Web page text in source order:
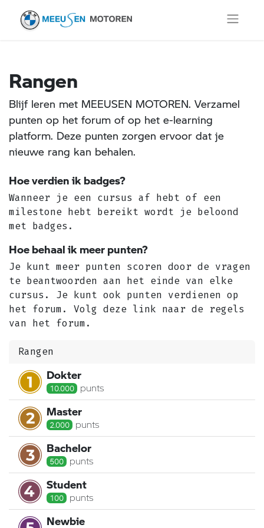
Rangen
Blijf leren met MEEUSEN MOTOREN. Verzamel
punten op het forum of op het e-learning
platform. Deze punten zorgen ervoor dat je
nieuwe rang kan behalen.
Hoe verdien ik badges?
Wanneer je een cursus af hebt of een
milestone hebt bereikt wordt je beloond
met badges.
Hoe behaal ik meer punten?
Je kunt meer punten scoren door de vragen
te beantwoorden aan het einde van elke
cursus. Je kunt ook punten verdienen op
het forum. Volg deze link naar de regels
van het forum.
Rangen
Dokter
10.000 punts
Master
2.000 punts
Bachelor
500 punts
Student
100 punts
Newbie